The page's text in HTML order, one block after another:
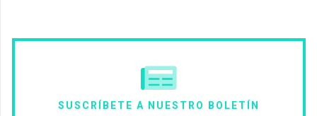
SUSCRÍBETE A NUESTRO BOLETÍN